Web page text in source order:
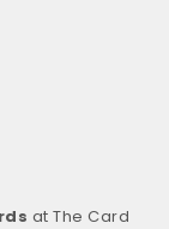
at The Card